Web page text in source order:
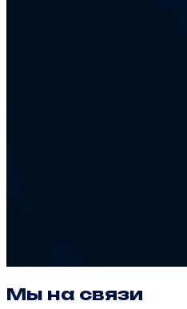
Мы на связи